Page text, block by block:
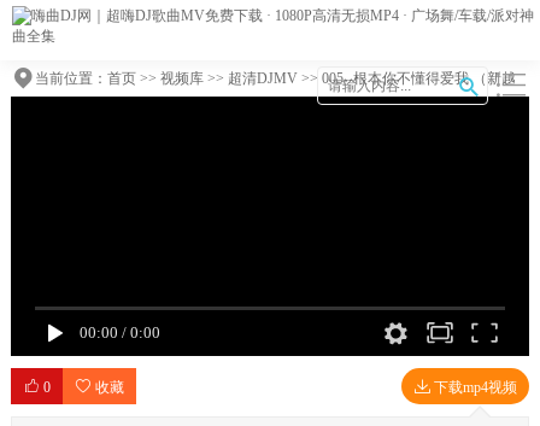
当前位置： 首页>> 视频库>> 超清DJMV>> 005--根本你不懂得爱我 （新越
00:00 / 0:00
0 收藏 下载mp4视频